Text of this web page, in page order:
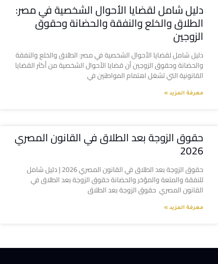
دليل شامل لقضايا الأحوال الشخصية في مصر:
الطلاق والخلع والنفقة والحضانة وحقوق
الزوجين
دليل شامل لقضايا الأحوال الشخصية في مصر: الطلاق والخلع والنفقة
والحضانة وحقوق الزوجين أن قضايا الأحوال الشخصية من أكثر القضايا
القانونية التي تشغل اهتمام المواطنين في
معرفة المزيد »
حقوق الزوجة بعد الطلاق في القانون المصري
2026
حقوق الزوجة بعد الطلاق في القانون المصري 2026 | دليل شامل
للنفقة والمتعة والمؤخر والحضانة حقوق الزوجة بعد الطلاق في
القانون المصري حقوق الزوجة بعد الطلاق
معرفة المزيد »